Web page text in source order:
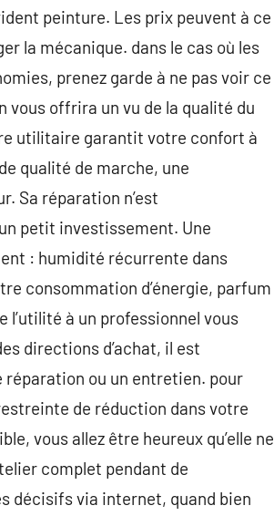
peinture. Les prix peuvent à ce
la mécanique. dans le cas où les
prenez garde à ne pas voir ce
offrira un vu de la qualité du
utilitaire garantit votre confort à
qualité de marche, une
Sa réparation n’est
petit investissement. Une
: humidité récurrente dans
consommation d’énergie, parfum
l’utilité à un professionnel vous
directions d’achat, il est
réparation ou un entretien. pour
de réduction dans votre
vous allez être heureux qu’elle ne
complet pendant de
décisifs via internet, quand bien